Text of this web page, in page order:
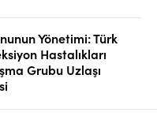
Yönetimi: Türk
Hastalıkları
Grubu Uzlaşı